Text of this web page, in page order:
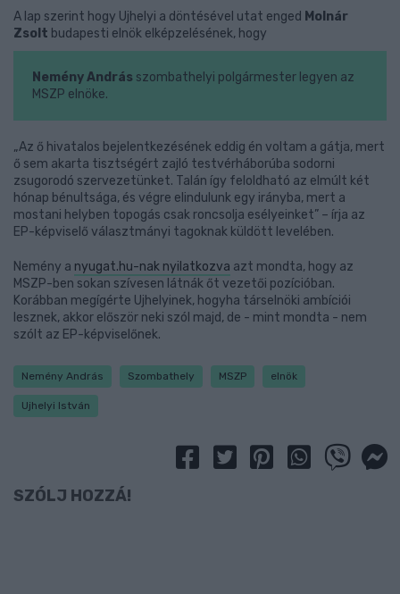
A lap szerint hogy Ujhelyi a döntésével utat enged Molnár
Zsolt budapesti elnök elképzelésének, hogy
Nemény András szombathelyi polgármester legyen az
MSZP elnöke.
„Az ő hivatalos bejelentkezésének eddig én voltam a gátja, mert
ő sem akarta tisztségért zajló testvérháborúba sodorni
zsugorodó szervezetünket. Talán így feloldható az elmúlt két
hónap bénultsága, és végre elindulunk egy irányba, mert a
mostani helyben topogás csak roncsolja esélyeinket” – írja az
EP-képviselő választmányi tagoknak küldött levelében.
Nemény a nyugat.hu-nak nyilatkozva azt mondta, hogy az
MSZP-ben sokan szívesen látnák őt vezetői pozícióban.
Korábban megígérte Ujhelyinek, hogyha társelnöki ambíciói
lesznek, akkor először neki szól majd, de - mint mondta - nem
szólt az EP-képviselőnek.
Nemény András Szombathely MSZP elnök
Ujhelyi István
SZÓLJ HOZZÁ!